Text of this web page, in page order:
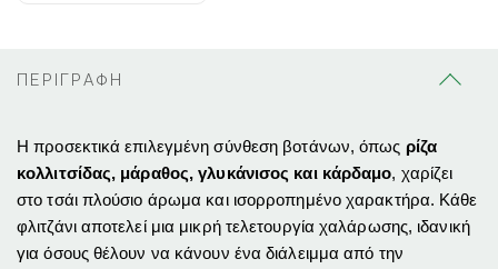
ΠΕΡΙΓΡΑΦΗ
Η προσεκτικά επιλεγμένη σύνθεση βοτάνων, όπως ρίζα
κολλιτσίδας, μάραθος, γλυκάνισος και κάρδαμο, χαρίζει
στο τσάι πλούσιο άρωμα και ισορροπημένο χαρακτήρα. Κάθε
φλιτζάνι αποτελεί μια μικρή τελετουργία χαλάρωσης, ιδανική
για όσους θέλουν να κάνουν ένα διάλειμμα από την